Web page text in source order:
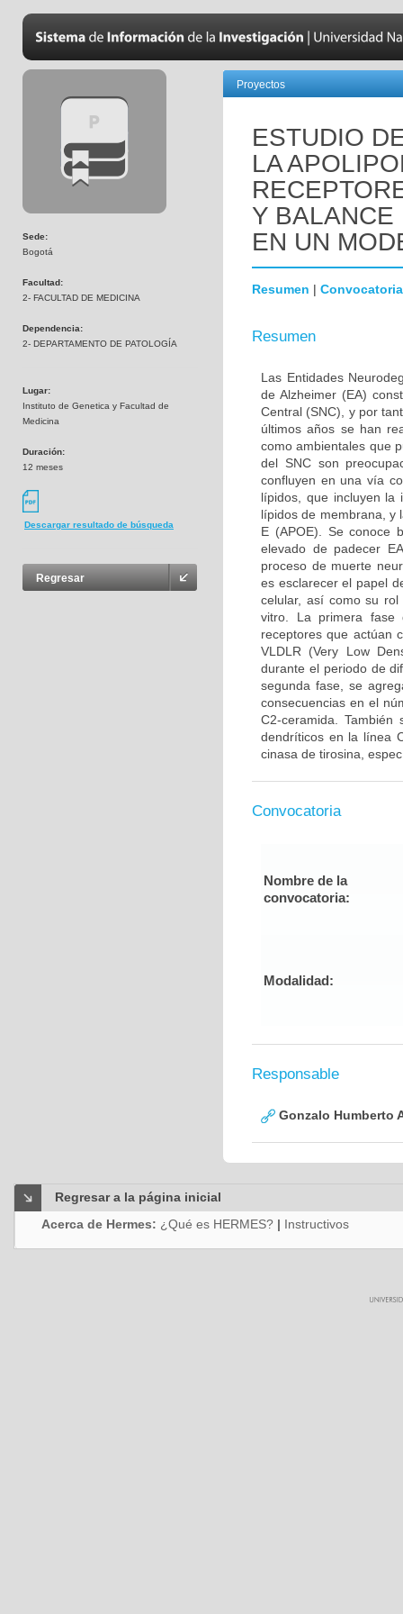
Sede:
Bogotá
Facultad:
2- FACULTAD DE MEDICINA
Dependencia:
2- DEPARTAMENTO DE PATOLOGÍA
Lugar:
Instituto de Genetica y Facultad de
Medicina
Duración:
12 meses
Descargar resultado de búsqueda
Regresar
Proyectos
ESTUDIO
LA
Y BALANCE
EN UN
Resumen | Convocatoria
Resumen
Las Entidades
de Alzheimer (EA)
Central (SNC), y por
últimos años se han
como ambientales que
del SNC son
confluyen en una vía
lípidos, que incluyen la
lípidos de membrana, y
E (APOE). Se conoce
elevado de padecer
proceso de muerte
es esclarecer el papel
celular, así como su
vitro. La primera fase
receptores que actúan
VLDLR (Very Low
durante el periodo de
segunda fase, se
consecuencias en el
C2-ceramida.
dendríticos en la línea
cinasa de tirosina,
Convocatoria
Nombre de la
convocatoria:
Modalidad:
Responsable
Gonzalo Humberto
Regresar a la página inicial
Acerca de Hermes: ¿Qué es HERMES? | Instructivos